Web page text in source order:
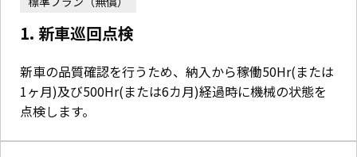
1. 新車巡回点検
新車の品質確認を行うため、納入から稼働50Hr(または
1ヶ月)及び500Hr(または6カ月)経過時に機械の状態を
点検します。